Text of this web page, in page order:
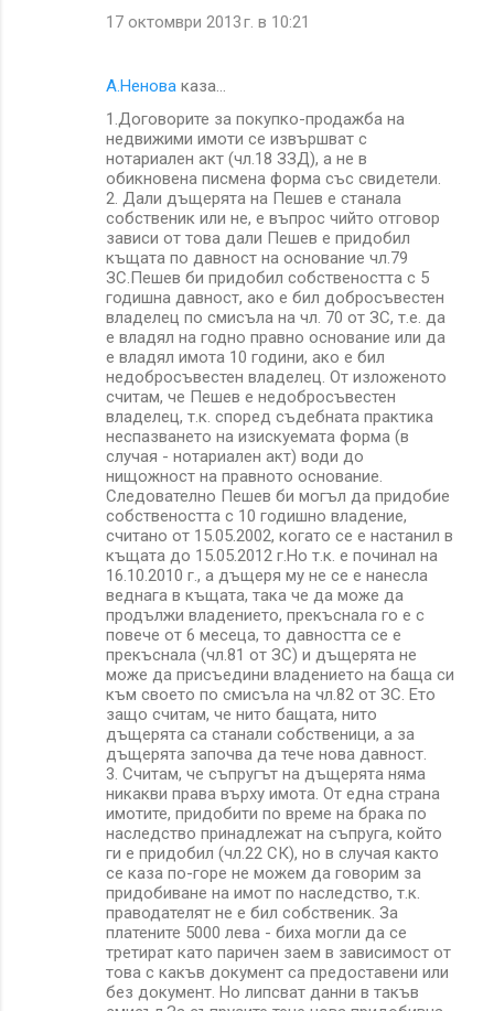
17 октомври 2013 г. в 10:21
А.Ненова каза…
1.Договорите за покупко-продажба на
недвижими имоти се извършват с
нотариален акт (чл.18 ЗЗД), а не в
обикновена писмена форма със свидетели.
2. Дали дъщерята на Пешев е станала
собственик или не, е въпрос чийто отговор
зависи от това дали Пешев е придобил
къщата по давност на основание чл.79
ЗС.Пешев би придобил собствеността с 5
годишна давност, ако е бил добросъвестен
владелец по смисъла на чл. 70 от ЗС, т.е. да
е владял на годно правно основание или да
е владял имота 10 години, ако е бил
недобросъвестен владелец. От изложеното
считам, че Пешев е недобросъвестен
владелец, т.к. според съдебната практика
неспазването на изискуемата форма (в
случая - нотариален акт) води до
нищожност на правното основание.
Следователно Пешев би могъл да придобие
собствеността с 10 годишно владение,
считано от 15.05.2002, когато се е настанил в
къщата до 15.05.2012 г.Но т.к. е починал на
16.10.2010 г., а дъщеря му не се е нанесла
веднага в къщата, така че да може да
продължи владението, прекъснала го е с
повече от 6 месеца, то давността се е
прекъснала (чл.81 от ЗС) и дъщерята не
може да присъедини владението на баща си
към своето по смисъла на чл.82 от ЗС. Ето
защо считам, че нито бащата, нито
дъщерята са станали собственици, а за
дъщерята започва да тече нова давност.
3. Считам, че съпругът на дъщерята няма
никакви права върху имота. От една страна
имотите, придобити по време на брака по
наследство принадлежат на съпруга, който
ги е придобил (чл.22 СК), но в случая както
се каза по-горе не можем да говорим за
придобиване на имот по наследство, т.к.
праводателят не е бил собственик. За
платените 5000 лева - биха могли да се
третират като паричен заем в зависимост от
това с какъв документ са предоставени или
без документ. Но липсват данни в такъв